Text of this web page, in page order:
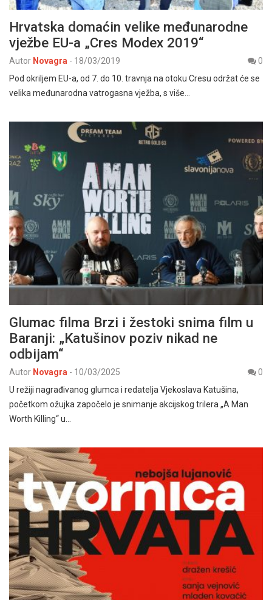
Hrvatska domaćin velike međunarodne
vježbe EU-a „Cres Modex 2019“
Autor Novagra - 18/03/2019
0
Pod okriljem EU-a, od 7. do 10. travnja na otoku Cresu održat će se
velika međunarodna vatrogasna vježba, s više…
Glumac filma Brzi i žestoki snima film u
Baranji: „Katušinov poziv nikad ne
odbijam“
Autor Novagra - 10/03/2025
0
U režiji nagrađivanog glumca i redatelja Vjekoslava Katušina,
početkom ožujka započelo je snimanje akcijskog trilera „A Man
Worth Killing“ u…